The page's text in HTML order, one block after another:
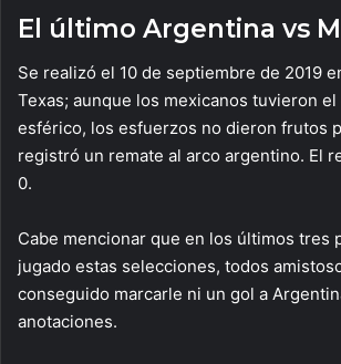
El último Argentina vs
Se realizó el 10 de septiembre de 2019
Texas; aunque los mexicanos tuvieron
esférico, los esfuerzos no dieron frutos
registró un remate al arco argentino. El
0.
Cabe mencionar que en los últimos tres
jugado estas selecciones, todos
conseguido marcarle ni un gol a
anotaciones.